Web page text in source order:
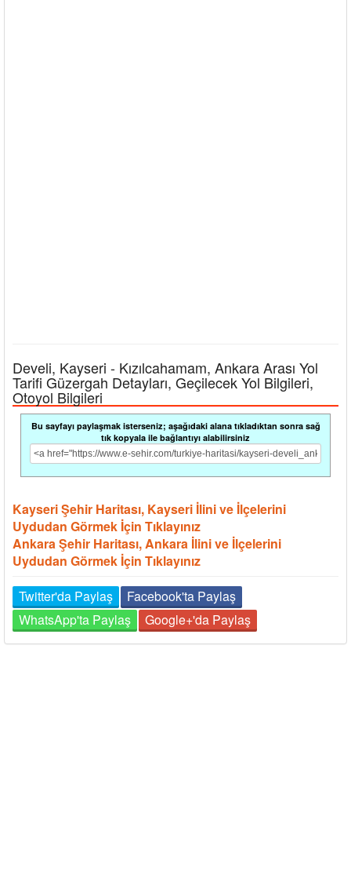
Develi, Kayseri - Kızılcahamam, Ankara Arası Yol
Tarifi Güzergah Detayları, Geçilecek Yol Bilgileri,
Otoyol Bilgileri
Bu sayfayı paylaşmak isterseniz; aşağıdaki alana tıkladıktan sonra sağ
tık kopyala ile bağlantıyı alabilirsiniz
Kayseri Şehir Haritası, Kayseri İlini ve İlçelerini
Uydudan Görmek İçin Tıklayınız
Ankara Şehir Haritası, Ankara İlini ve İlçelerini
Uydudan Görmek İçin Tıklayınız
Twitter'da Paylaş
Facebook'ta Paylaş
WhatsApp'ta Paylaş
Google+'da Paylaş